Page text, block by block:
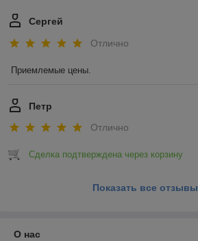
Сергей
Отлично
Приемлемые цены.
Петр
Отлично
Сделка подтверждена через корзину
Показать все отзывы
О нас